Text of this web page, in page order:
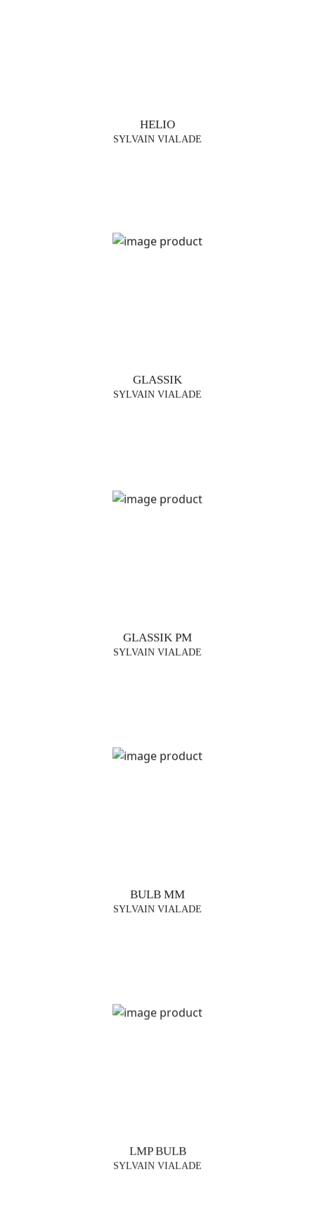
HELIO
SYLVAIN VIALADE
GLASSIK
SYLVAIN VIALADE
GLASSIK PM
SYLVAIN VIALADE
BULB MM
SYLVAIN VIALADE
SYLVAIN VIALADE